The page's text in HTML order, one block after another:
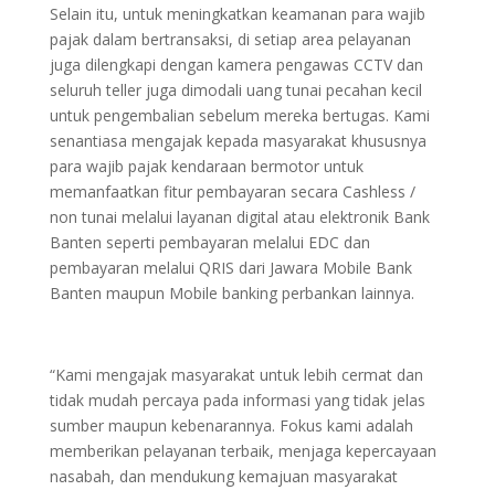
Selain itu, untuk meningkatkan keamanan para wajib
pajak dalam bertransaksi, di setiap area pelayanan
juga dilengkapi dengan kamera pengawas CCTV dan
seluruh teller juga dimodali uang tunai pecahan kecil
untuk pengembalian sebelum mereka bertugas. Kami
senantiasa mengajak kepada masyarakat khususnya
para wajib pajak kendaraan bermotor untuk
memanfaatkan fitur pembayaran secara Cashless /
non tunai melalui layanan digital atau elektronik Bank
Banten seperti pembayaran melalui EDC dan
pembayaran melalui QRIS dari Jawara Mobile Bank
Banten maupun Mobile banking perbankan lainnya.
“Kami mengajak masyarakat untuk lebih cermat dan
tidak mudah percaya pada informasi yang tidak jelas
sumber maupun kebenarannya. Fokus kami adalah
memberikan pelayanan terbaik, menjaga kepercayaan
nasabah, dan mendukung kemajuan masyarakat